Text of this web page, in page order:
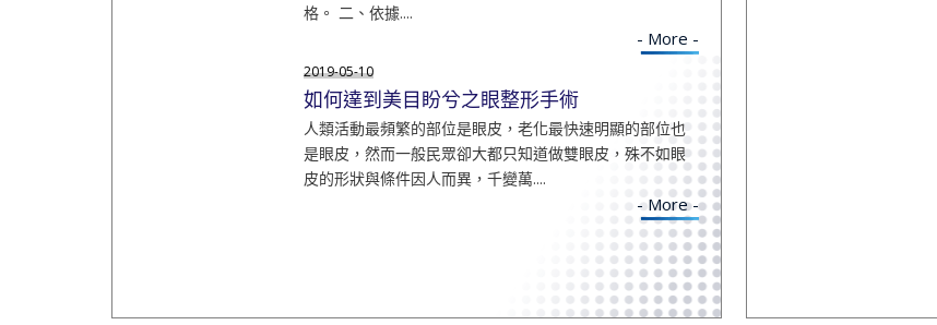
格。 二、依據....
- More -
2019-05-10
如何達到美目盼兮之眼整形手術
人類活動最頻繁的部位是眼皮，老化最快速明顯的部位也
是眼皮，然而一般民眾卻大都只知道做雙眼皮，殊不如眼
皮的形狀與條件因人而異，千變萬....
- More -